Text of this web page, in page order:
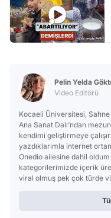
Pelin Yelda
Video Editörü
Kocaeli Üniversitesi,
Ana Sanat Dalı’ndan
kendimi geliştirmeye
yazdıklarımla internet
Onedio ailesine dahil
kategorilerimizde içerik
viral olmuş pek çok türde